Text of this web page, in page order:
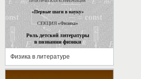
Физика в литературе